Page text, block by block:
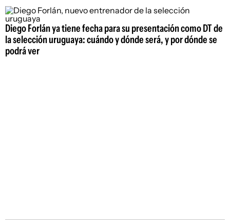
Diego Forlán ya tiene fecha para su presentación como DT de
la selección uruguaya: cuándo y dónde será, y por dónde se
podrá ver